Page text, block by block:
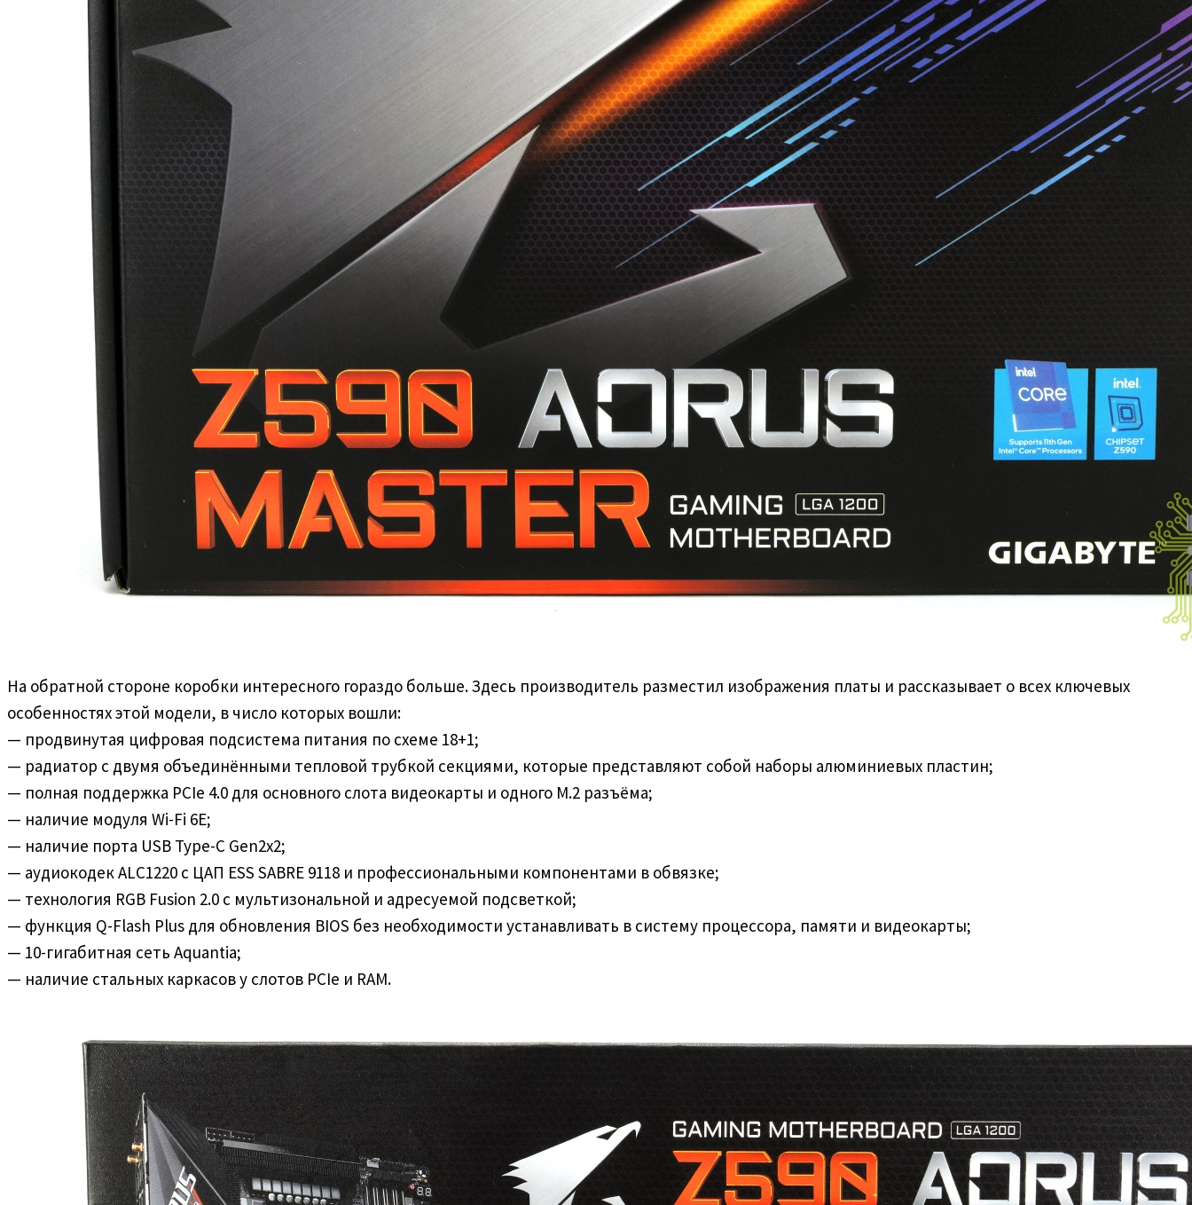
На обратной стороне коробки интересного гораздо больше. Здесь производитель разместил изображения платы и рассказывает о всех ключевых
особенностях этой модели, в число которых вошли:
— продвинутая цифровая подсистема питания по схеме 18+1;
— радиатор с двумя объединёнными тепловой трубкой секциями, которые представляют собой наборы алюминиевых пластин;
— полная поддержка PCIe 4.0 для основного слота видеокарты и одного M.2 разъёма;
— наличие модуля Wi-Fi 6E;
— наличие порта USB Type-C Gen2x2;
— аудиокодек ALC1220 с ЦАП ESS SABRE 9118 и профессиональными компонентами в обвязке;
— технология RGB Fusion 2.0 с мультизональной и адресуемой подсветкой;
— функция Q-Flash Plus для обновления BIOS без необходимости устанавливать в систему процессора, памяти и видеокарты;
— 10-гигабитная сеть Aquantia;
— наличие стальных каркасов у слотов PCIe и RAM.